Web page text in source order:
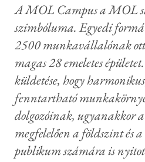
A MOL Campus a MOL
szimbóluma. Egyedi
2500 munkavállalónak
magas 28 emeletes
küldetése, hogy
fenntartható
dolgozóinak,
megfelelően a földszint és
publikum számára is